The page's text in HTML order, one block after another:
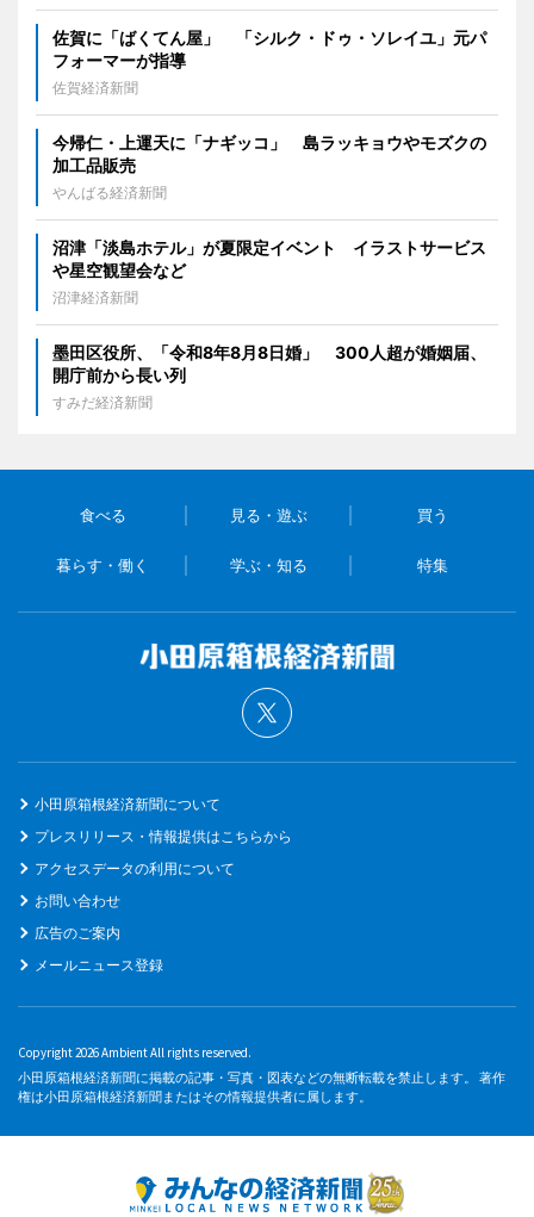
佐賀に「ばくてん屋」 「シルク・ドゥ・ソレイユ」元パ
フォーマーが指導
佐賀経済新聞
今帰仁・上運天に「ナギッコ」 島ラッキョウやモズクの
加工品販売
やんばる経済新聞
沼津「淡島ホテル」が夏限定イベント イラストサービス
や星空観望会など
沼津経済新聞
墨田区役所、「令和8年8月8日婚」 300人超が婚姻届、
開庁前から長い列
すみだ経済新聞
食べる 見る・遊ぶ 買う
暮らす・働く 学ぶ・知る 特集
小田原箱根経済新聞について
プレスリリース・情報提供はこちらから
アクセスデータの利用について
お問い合わせ
広告のご案内
メールニュース登録
Copyright 2026 Ambient All rights reserved.
小田原箱根経済新聞に掲載の記事・写真・図表などの無断転載を禁止します。 著作
権は小田原箱根経済新聞またはその情報提供者に属します。